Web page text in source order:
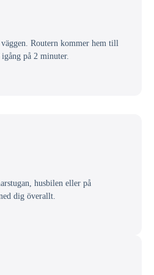
Routern kommer hem till
på 2 minuter.
husbilen eller på
dig överallt.